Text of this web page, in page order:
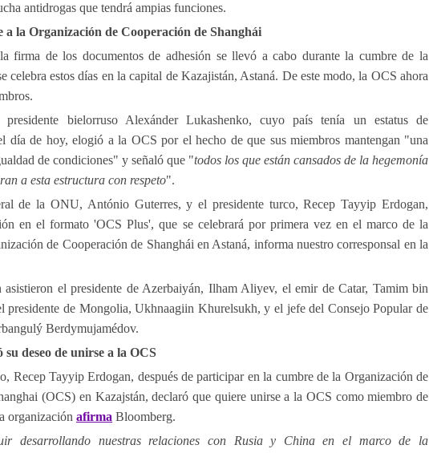
antidrogas que tendrá ampias funciones.
a la Organización de Cooperación de Shanghái
firma de los documentos de adhesión se llevó a cabo durante la cumbre de la
celebra estos días en la capital de Kazajistán, Astaná. De este modo, la OCS ahora
presidente bielorruso Alexánder Lukashenko, cuyo país tenía un estatus de
día de hoy, elogió a la OCS por el hecho de que sus miembros mantengan "una
de condiciones" y señaló que "todos los que están cansados de la hegemonía
a esta estructura con respeto".
de la ONU, António Guterres, y el presidente turco, Recep Tayyip Erdogan,
en el formato 'OCS Plus', que se celebrará por primera vez en el marco de la
de Cooperación de Shanghái en Astaná, informa nuestro corresponsal en la
asistieron el presidente de Azerbaiyán, Ilham Aliyev, el emir de Catar, Tamim bin
presidente de Mongolia, Ukhnaagiin Khurelsukh, y el jefe del Consejo Popular de
Berdymujamédov.
deseo de unirse a la OCS
Recep Tayyip Erdogan, después de participar en la cumbre de la Organización de
(OCS) en Kazajstán, declaró que quiere unirse a la OCS como miembro de
organización afirma Bloomberg.
desarrollando nuestras relaciones con Rusia y China en el marco de la